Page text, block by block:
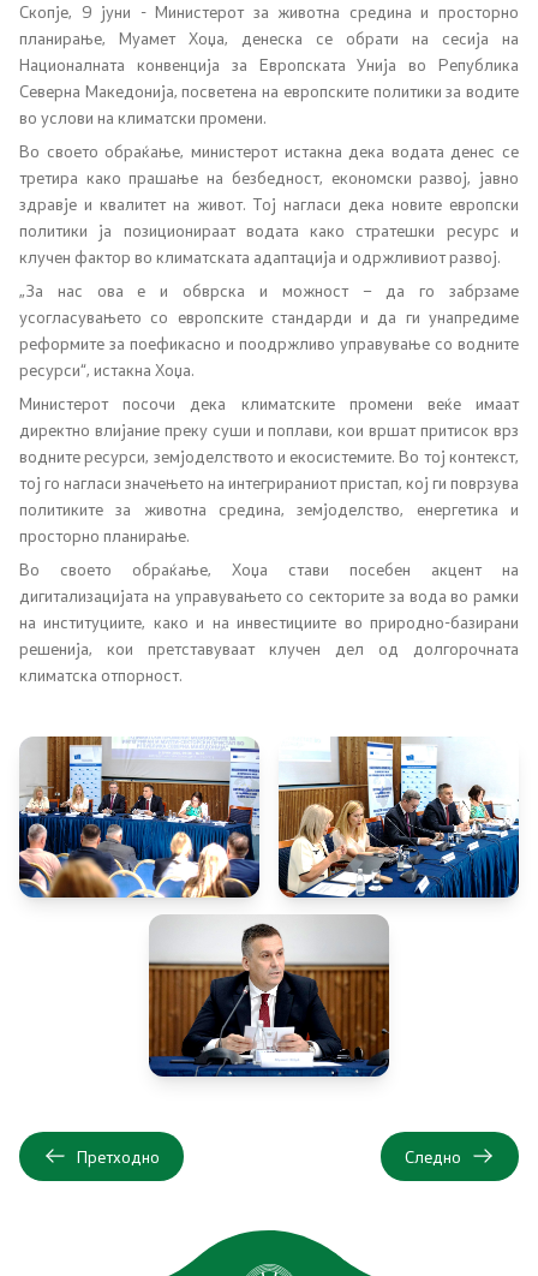
Позитивна промена
Регулатива
Законодавство
Конвенции
Документи
Стратегии
Програми
Планови
Регистри
Листа согласно закон за квалитет на воздух
Национални извештаи
Меѓународни извештаи
е-Портали
ИСКЗ
Скопје, 9 јуни - Министерот за животна средина и просторно
планирање, Муамет Хоџа, денеска се обрати на сесија на
Националната конвенција за Европската Унија во Република
Северна Македонија, посветена на европските политики за водите
во услови на климатски промени.
Во своето обраќање, министерот истакна дека водата денес се
третира како прашање на безбедност, економски развој, јавно
здравје и квалитет на живот. Тој нагласи дека новите европски
политики ја позиционираат водата како стратешки ресурс и
клучен фактор во климатската адаптација и одржливиот развој.
„За нас ова е и обврска и можност – да го забрзаме
усогласувањето со европските стандарди и да ги унапредиме
реформите за поефикасно и поодржливо управување со водните
ресурси“, истакна Хоџа.
Министерот посочи дека климатските промени веќе имаат
директно влијание преку суши и поплави, кои вршат притисок врз
водните ресурси, земјоделството и екосистемите. Во тој контекст,
тој го нагласи значењето на интегрираниот пристап, кој ги поврзува
политиките за животна средина, земјоделство, енергетика и
просторно планирање.
Во своето обраќање, Хоџа стави посебен акцент на
дигитализацијата на управувањето со секторите за вода во рамки
на институциите, како и на инвестициите во природно-базирани
решенија, кои претставуваат клучен дел од долгорочната
климатска отпорност.
Претходно Следно